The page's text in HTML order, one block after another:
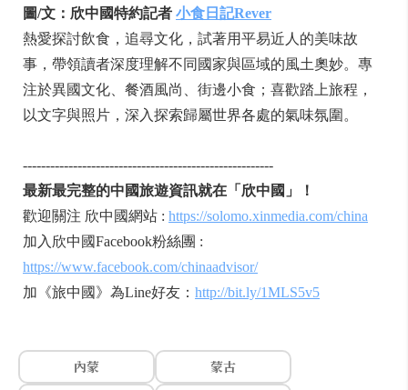
圖/文：欣中國特約記者 小食日記Rever
熱愛探討飲食，追尋文化，試著用平易近人的美味故
事，帶領讀者深度理解不同國家與區域的風土奧妙。專
注於異國文化、餐酒風尚、街邊小食；喜歡踏上旅程，
以文字與照片，深入探索歸屬世界各處的氣味氛圍。
-------------------------------------------------------
最新最完整的中國旅遊資訊就在「欣中國」！
歡迎關注 欣中國網站 : https://solomo.xinmedia.com/china
加入欣中國Facebook粉絲團 :
https://www.facebook.com/chinaadvisor/
加《旅中國》為Line好友： http://bit.ly/1MLS5v5
內蒙
蒙古